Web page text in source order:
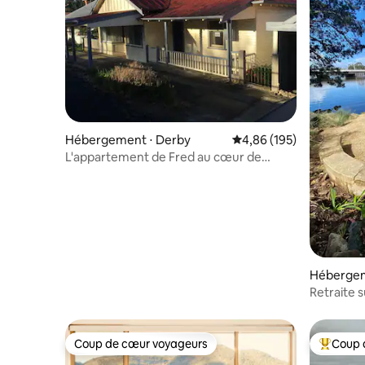
Hébergement ⋅ Derby Évaluation moyenne
4,86 (195)
L'appartement de Fred au cœur de
Retraite
Coup de cœur voyageurs
Coup de cœur voyageurs Coups
Coup